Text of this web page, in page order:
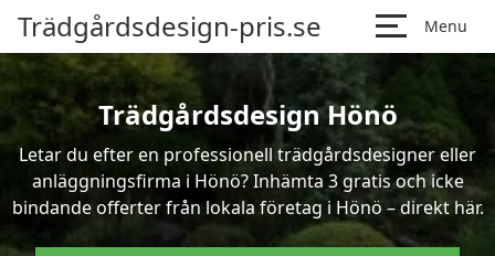
Trädgårdsdesign-pris.se Menu
Trädgårdsdesign Hönö
Letar du efter en professionell trädgårdsdesigner eller
anläggningsfirma i Hönö? Inhämta 3 gratis och icke
bindande offerter från lokala företag i Hönö – direkt här.